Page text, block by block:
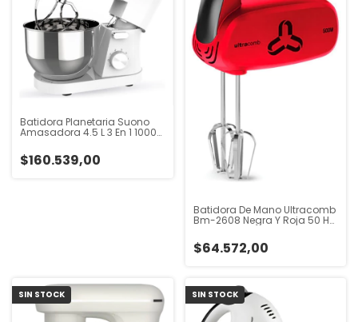
Batidora Planetaria Suono
Amasadora 4.5 L 3 En 1 1000w
$160.539,00
Batidora De Mano Ultracomb
Bm-2608 Negra Y Roja 50 Hz
$64.572,00
SIN STOCK SIN STOCK